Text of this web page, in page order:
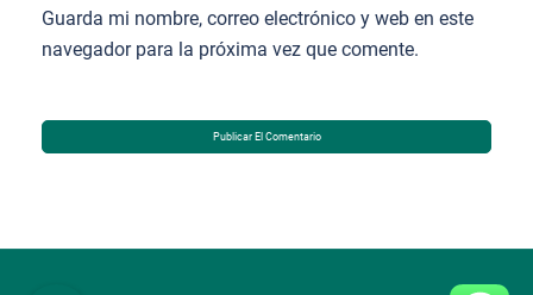
Guarda mi nombre, correo electrónico y web en este
navegador para la próxima vez que comente.